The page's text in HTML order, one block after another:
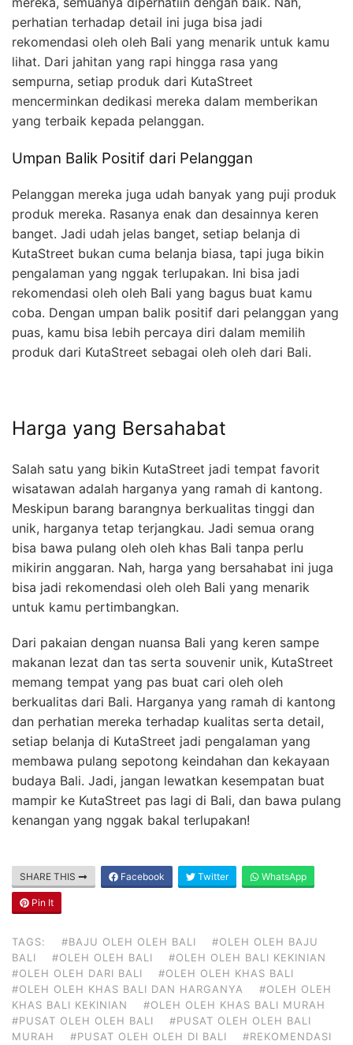
perhatian terhadap detail ini juga bisa jadi
rekomendasi oleh oleh Bali yang menarik untuk kamu
lihat. Dari jahitan yang rapi hingga rasa yang
sempurna, setiap produk dari KutaStreet
mencerminkan dedikasi mereka dalam memberikan
yang terbaik kepada pelanggan.
Umpan Balik Positif dari Pelanggan
Pelanggan mereka juga udah banyak yang puji produk
produk mereka. Rasanya enak dan desainnya keren
banget. Jadi udah jelas banget, setiap belanja di
KutaStreet bukan cuma belanja biasa, tapi juga bikin
pengalaman yang nggak terlupakan. Ini bisa jadi
rekomendasi oleh oleh Bali yang bagus buat kamu
coba. Dengan umpan balik positif dari pelanggan yang
puas, kamu bisa lebih percaya diri dalam memilih
produk dari KutaStreet sebagai oleh oleh dari Bali.
Harga yang Bersahabat
Salah satu yang bikin KutaStreet jadi tempat favorit
wisatawan adalah harganya yang ramah di kantong.
Meskipun barang barangnya berkualitas tinggi dan
unik, harganya tetap terjangkau. Jadi semua orang
bisa bawa pulang oleh oleh khas Bali tanpa perlu
mikirin anggaran. Nah, harga yang bersahabat ini juga
bisa jadi rekomendasi oleh oleh Bali yang menarik
untuk kamu pertimbangkan.
Dari pakaian dengan nuansa Bali yang keren sampe
makanan lezat dan tas serta souvenir unik, KutaStreet
memang tempat yang pas buat cari oleh oleh
berkualitas dari Bali. Harganya yang ramah di kantong
dan perhatian mereka terhadap kualitas serta detail,
setiap belanja di KutaStreet jadi pengalaman yang
membawa pulang sepotong keindahan dan kekayaan
budaya Bali. Jadi, jangan lewatkan kesempatan buat
mampir ke KutaStreet pas lagi di Bali, dan bawa pulang
kenangan yang nggak bakal terlupakan!
SHARE THIS Facebook Twitter WhatsApp
Pin It
TAGS: #BAJU OLEH OLEH BALI
#OLEH OLEH BAJU
BALI
#OLEH OLEH BALI
#OLEH OLEH BALI KEKINIAN
#OLEH OLEH DARI BALI
#OLEH OLEH KHAS BALI
#OLEH OLEH KHAS BALI DAN HARGANYA
#OLEH OLEH
KHAS BALI KEKINIAN
#OLEH OLEH KHAS BALI MURAH
#PUSAT OLEH OLEH BALI
#PUSAT OLEH OLEH BALI
MURAH
#PUSAT OLEH OLEH DI BALI
#REKOMENDASI